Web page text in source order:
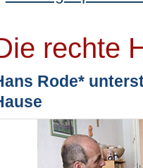
rechte
Rode*